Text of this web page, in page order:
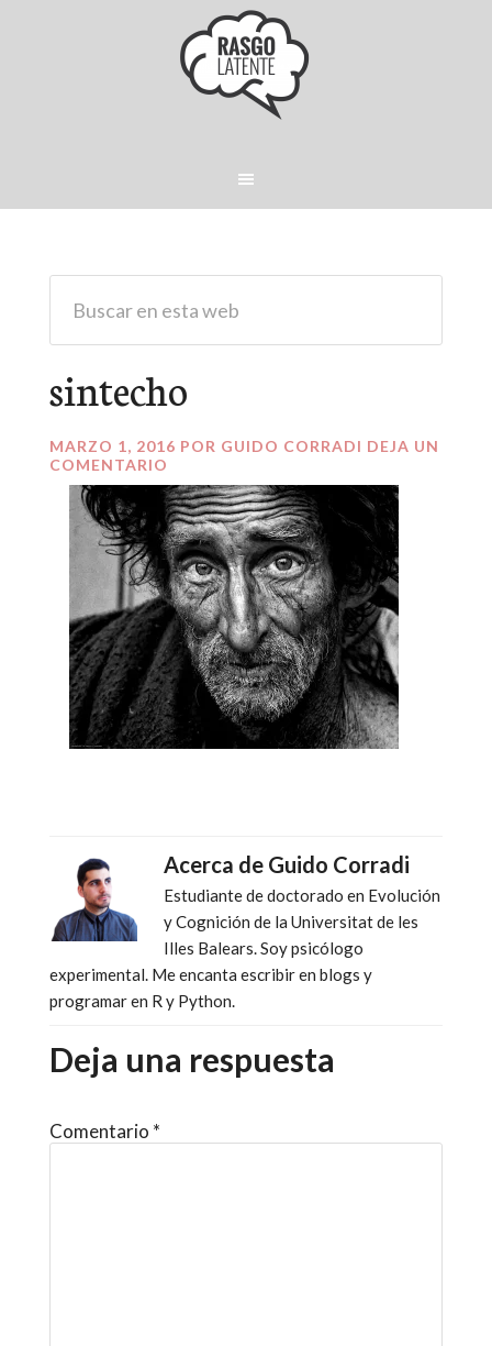
sintecho
MARZO 1, 2016 POR GUIDO CORRADI DEJA UN
COMENTARIO
Acerca de Guido Corradi
Estudiante de doctorado en Evolución
y Cognición de la Universitat de les
Illes Balears. Soy psicólogo
experimental. Me encanta escribir en blogs y
programar en R y Python.
Deja una respuesta
Comentario *